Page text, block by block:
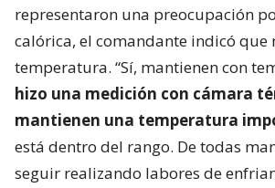
representaron una preocupación
calórica, el comandante indicó que
temperatura. “Sí, mantienen con
hizo una medición con cámara
mantienen una temperatura
está dentro del rango. De todas
seguir realizando labores de